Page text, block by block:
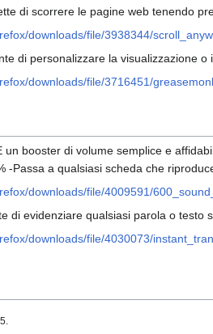
di scorrere le pagine web tenendo
downloads/file/3938344/
di personalizzare la visualizzazione
downloads/file/3716451/
un booster di volume semplice e
-Passa a qualsiasi scheda che
downloads/file/4009591/
di evidenziare qualsiasi parola o testo
downloads/file/4030073/